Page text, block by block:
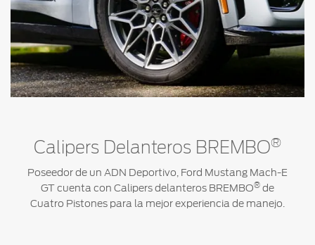
Calipers Delanteros BREMBO®
Poseedor de un ADN Deportivo, Ford Mustang Mach-E
GT cuenta con Calipers delanteros BREMBO® de
Cuatro Pistones para la mejor experiencia de manejo.